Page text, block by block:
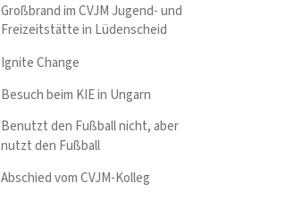
Großbrand im CVJM Jugend- und
Freizeitstätte in Lüdenscheid
Ignite Change
Besuch beim KIE in Ungarn
Benutzt den Fußball nicht, aber
nutzt den Fußball
Abschied vom CVJM-Kolleg